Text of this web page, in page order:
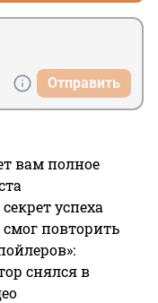
Отправить
вам полное
успеха
повторить
снялся в